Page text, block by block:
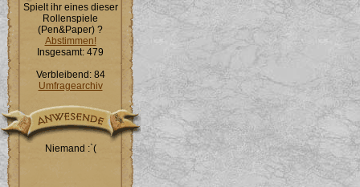
Spielt ihr eines dieser
Rollenspiele
(Pen&Paper) ?
Abstimmen!
Insgesamt: 479
Verbleibend: 84
Umfragearchiv
Niemand :`(